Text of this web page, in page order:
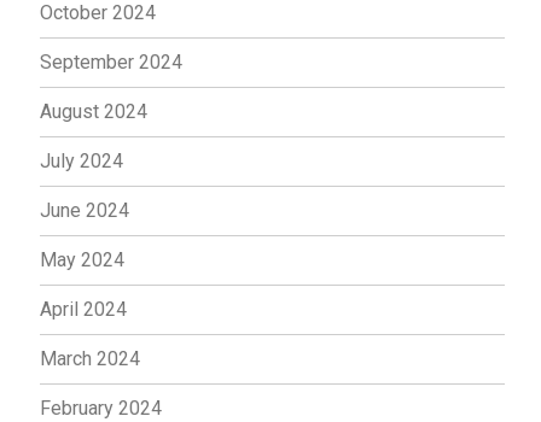
October 2024
September 2024
August 2024
July 2024
June 2024
May 2024
April 2024
March 2024
February 2024